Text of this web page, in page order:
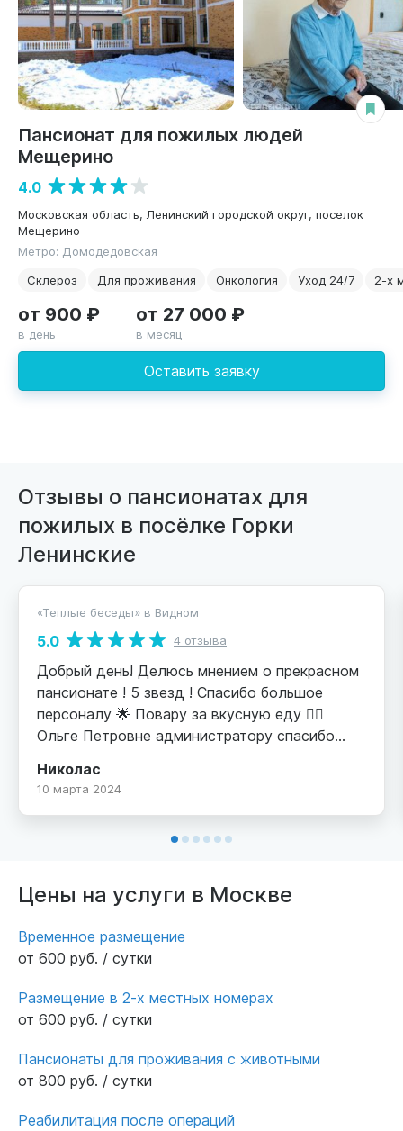
Пансионат для пожилых людей
Мещерино
4.0
Московская область, Ленинский городской округ, поселок
Мещерино
Метро: Домодедовская
Склероз
Для проживания Онкология Уход 24/7 2-х
Оставить заявку
от 900 ₽
в день
от 27 000 ₽
в месяц
Отзывы о пансионатах для
пожилых в посёлке Горки
Ленинские
«Теплые беседы» в Видном
5.0 4 отзыва
Добрый день! Делюсь мнением о прекрасном
пансионате ! 5 звезд ! Спасибо большое
персоналу 🌟 Повару за вкусную еду 👍🏼
Ольге Петровне администратору спасибо
Всему персоналу вообщем за внимание и уют
который создаете ❤️
Николас
10 марта 2024
Цены на услуги в Москве
Временное размещение
от 600 руб. / сутки
Размещение в 2-х местных номерах
от 600 руб. / сутки
Пансионаты для проживания с животными
от 800 руб. / сутки
Реабилитация после операций